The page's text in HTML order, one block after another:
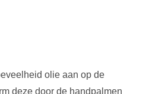
olie aan op de
deze door de handpalmen